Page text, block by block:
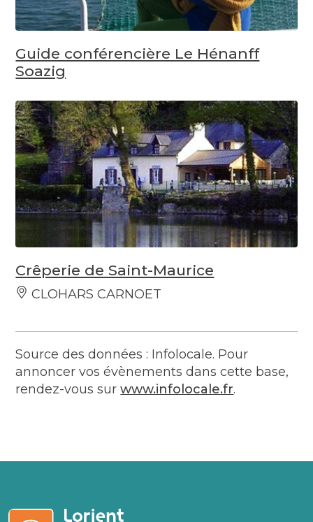
Guide conférencière Le Hénanff
Soazig
Crêperie de Saint-Maurice
CLOHARS CARNOET
Source des données : Infolocale. Pour
annoncer vos évènements dans cette base,
rendez-vous surwww.infolocale.fr.